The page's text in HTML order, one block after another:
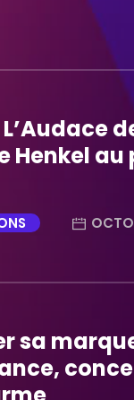
Henkel
sa